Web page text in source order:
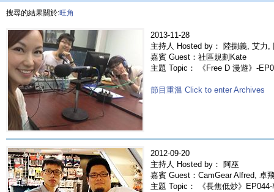
搜尋的結果關於:旺角
2013-11-28
主持人 Hosted by： 陸捌義, 艾力,
嘉賓 Guest：社區規劃Kate
主題 Topic： 《Free D 漫遊》-
節目重溫 Click to enter Archives
2012-09-20
主持人 Hosted by： 阿巫
嘉賓 Guest：CamGear Alfred, 卓
主題 Topic： 《長焦低炒》